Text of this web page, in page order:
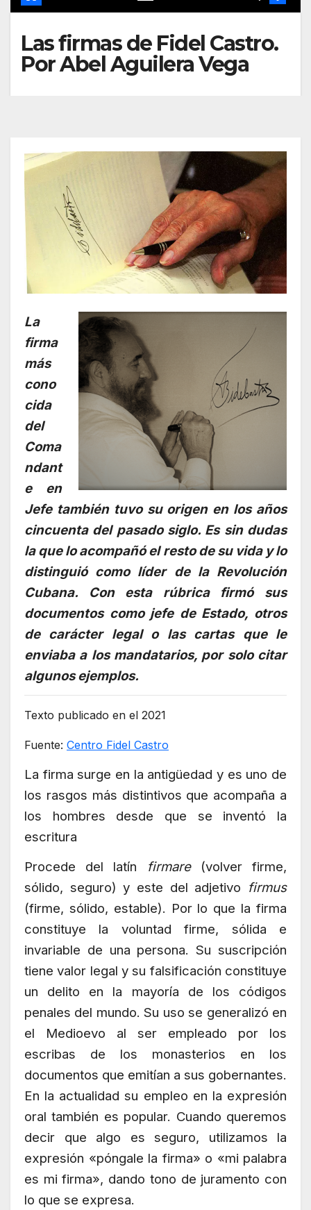
Las firmas de Fidel Castro.
Por Abel Aguilera Vega
La
firma
más
cono
cida
del
Coma
ndant
e en
Jefe también tuvo su origen en los años
cincuenta del pasado siglo. Es sin dudas
la que lo acompañó el resto de su vida y lo
distinguió como líder de la Revolución
Cubana. Con esta rúbrica firmó sus
documentos como jefe de Estado, otros
de carácter legal o las cartas que le
enviaba a los mandatarios, por solo citar
algunos ejemplos.
Texto publicado en el 2021
Fuente: Centro Fidel Castro
La firma surge en la antigüedad y es uno de
los rasgos más distintivos que acompaña a
los hombres desde que se inventó la
escritura
Procede del latín
firmare(volver firme,
sólido, seguro) y este del adjetivo firmus
(firme, sólido, estable). Por lo que la firma
constituye la voluntad firme, sólida e
invariable de una persona. Su suscripción
tiene valor legal y su falsificación constituye
un delito en la mayoría de los códigos
penales del mundo. Su uso se generalizó en
el Medioevo al ser empleado por los
escribas de los monasterios en los
documentos que emitían a sus gobernantes.
En la actualidad su empleo en la expresión
oral también es popular. Cuando queremos
decir que algo es seguro, utilizamos la
expresión «póngale la firma» o «mi palabra
es mi firma», dando tono de juramento con
lo que se expresa.